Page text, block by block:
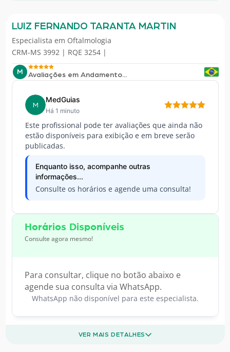
LUIZ FERNANDO TARANTA MARTIN
Especialista em Oftalmologia
CRM-MS 3992 | RQE 3254 |
M Avaliações em Andamento...
M
MedGuias
Há 1 minuto
Este profissional pode ter avaliações que ainda não
estão disponíveis para exibição e em breve serão
publicadas.
Enquanto isso, acompanhe outras
informações...
Consulte os horários e agende uma consulta!
Horários Disponíveis
Consulte agora mesmo!
Para consultar, clique no botão abaixo e
agende sua consulta via WhatsApp.
WhatsApp não disponível para este especialista.
VER MAIS DETALHES